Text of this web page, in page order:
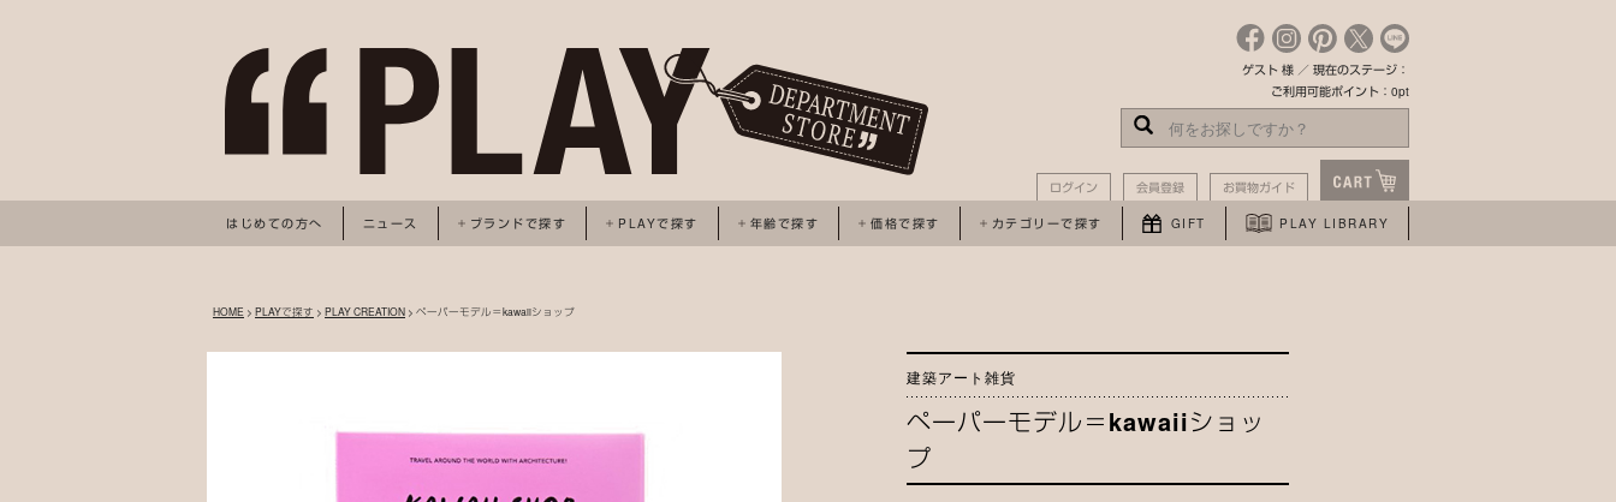
ゲスト 様 ／ 現在のステージ：
ご利用可能ポイント：0pt
ログイン 会員登録 お買物ガイド
はじめての方へ ニュース ブランドで探す PLAYで探す 年齢で探す 価格で探す カテゴリーで探す GIFT PLAY LIBRARY
HOME > PLAYで探す > PLAY CREATION > ペーパーモデル＝kawaiiショップ
建築アート雑貨
ペーパーモデル＝kawaiiショッ
プ